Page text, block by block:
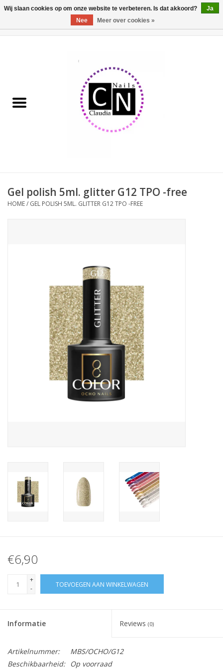
Pedicure producten
Acrylpoeder
NailArt Producten
Startpakketten
NIEUW! MBS Producten
Hema free line/Hypoallergenic
Nail Mist
Gel polish 5ml. glitter G12 TPO -free
HOME/ GEL POLISH 5ML. GLITTER G12 TPO -FREE
€6,90
+
-
TOEVOEGEN AAN WINKELWAGEN
Informatie Reviews (0)
Artikelnummer:
MBS/OCHO/G12
Beschikbaarheid:
Op voorraad
Wij slaan cookies op om onze website te verbeteren. Is dat akkoord?
Ja
Nee
Meer over cookies »